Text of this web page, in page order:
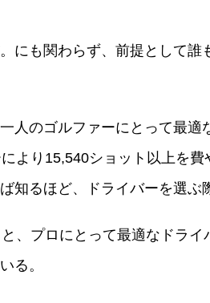
にも関わらず、前提として
人のゴルファーにとって最
より15,540ショット以上を
知るほど、ドライバーを選ぶ
、プロにとって最適なドラ
る。